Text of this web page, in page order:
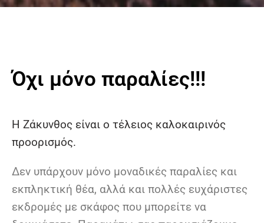
Όχι μόνο παραλίες!!!
Η Ζάκυνθος είναι ο τέλειος καλοκαιρινός
προορισμός.
Δεν υπάρχουν μόνο μοναδικές παραλίες και
εκπληκτική θέα, αλλά και πολλές ευχάριστες
εκδρομές με σκάφος που μπορείτε να